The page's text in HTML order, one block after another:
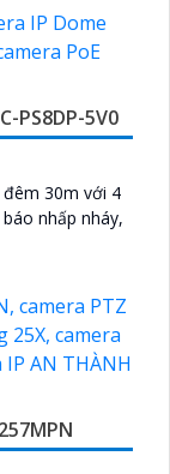
PS8DP-5V0
30m với 4
nhấp nháy,